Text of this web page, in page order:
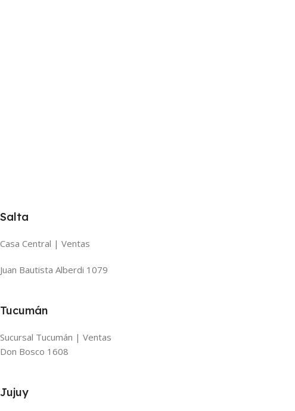
Salta
Casa Central | Ventas
Juan Bautista Alberdi 1079
Tucumán
Sucursal Tucumán | Ventas
Don Bosco 1608
Jujuy